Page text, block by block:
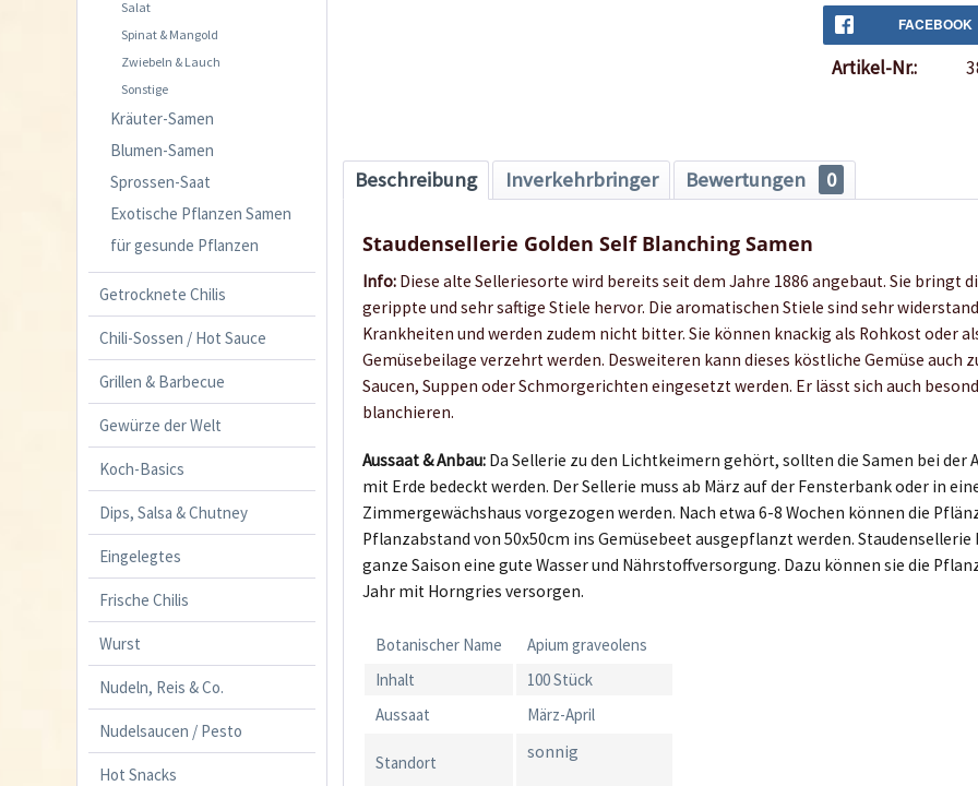
Salat
Spinat & Mangold
Zwiebeln & Lauch
Sonstige
Kräuter-Samen
Blumen-Samen
Sprossen-Saat
Exotische Pflanzen Samen
für gesunde Pflanzen
Getrocknete Chilis
Chili-Sossen / Hot Sauce
Grillen & Barbecue
Gewürze der Welt
Koch-Basics
Dips, Salsa & Chutney
Eingelegtes
Frische Chilis
Wurst
Nudeln, Reis & Co.
Nudelsaucen / Pesto
Hot Snacks
FACEBOOK
Artikel-Nr.:
Beschreibung Inverkehrbringer Bewertungen 0
Staudensellerie Golden Self Blanching Samen
Info: Diese alte Selleriesorte wird bereits seit dem Jahre 1886 angebaut. Sie bringt
gerippte und sehr saftige Stiele hervor. Die aromatischen Stiele sind sehr
Krankheiten und werden zudem nicht bitter. Sie können knackig als Rohkost oder
Gemüsebeilage verzehrt werden. Desweiteren kann dieses köstliche Gemüse auch
Saucen, Suppen oder Schmorgerichten eingesetzt werden. Er lässt sich auch
blanchieren.
Aussaat & Anbau: Da Sellerie zu den Lichtkeimern gehört, sollten die Samen bei der
mit Erde bedeckt werden. Der Sellerie muss ab März auf der Fensterbank oder in
Zimmergewächshaus vorgezogen werden. Nach etwa 6-8 Wochen können die
Pflanzabstand von 50x50cm ins Gemüsebeet ausgepflanzt werden.
ganze Saison eine gute Wasser und Nährstoffversorgung. Dazu können sie die
Jahr mit Horngries versorgen.
Botanischer Name
Apium graveolens
Inhalt
100 Stück
Aussaat
März-April
Standort
sonnig